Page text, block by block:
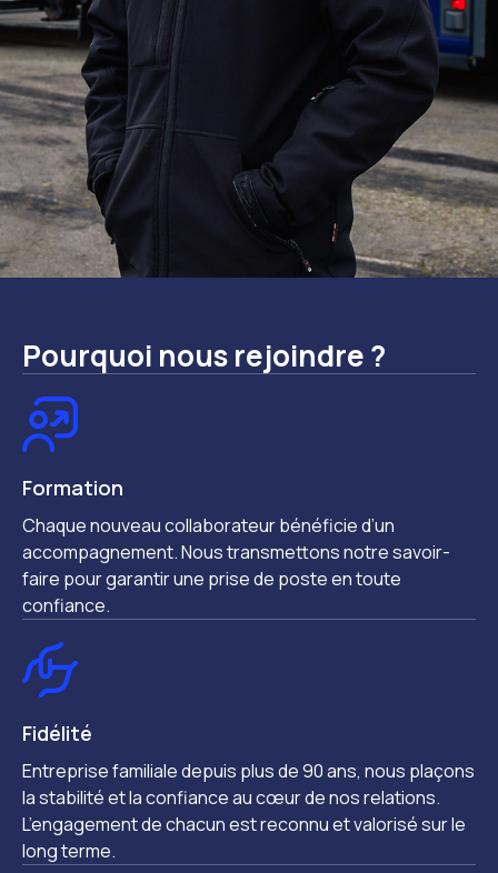
Pourquoi nous rejoindre ?
Formation
Chaque nouveau collaborateur bénéficie d’un
accompagnement. Nous transmettons notre savoir-
faire pour garantir une prise de poste en toute
confiance.
Fidélité
Entreprise familiale depuis plus de 90 ans, nous plaçons
la stabilité et la confiance au cœur de nos relations.
L’engagement de chacun est reconnu et valorisé sur le
long terme.